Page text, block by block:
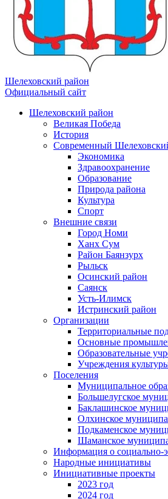
Шелеховский район
Официальный сайт
Шелеховский район
Великая Победа
История
Современный
Экономика
Здравоохранение
Образование
Природа района
Культура
Спорт
Внешние связи
Город Номи
Ханх Сум
Район Баянзурх
Рыльск
Осинский район
Саянск
Усть-Илимск
Истринский район
Организации
Территориальные
Основные
Образовательные
Учреждения
Поселения
Муниципальное
Большелугское
Баклашинское
Олхинское
Подкаменское
Шаманское
Информация о социально-
Народные инициативы
Инициативные проекты
2023 год
2024 год